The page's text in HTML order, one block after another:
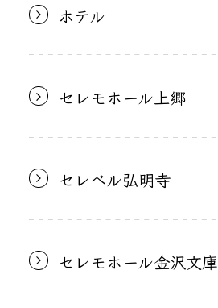
ホテル
セレモホール上郷
セレベル弘明寺
セレモホール金沢文庫